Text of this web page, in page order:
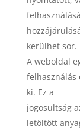
kerülhet sor.
A weboldal
felhasználás
ki. Ez a
jogosultság
letöltött